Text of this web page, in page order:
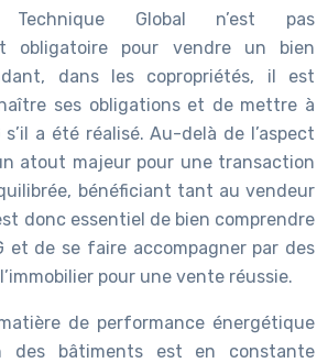
Global n’est pas
obligatoire pour vendre un bien
dans les copropriétés, il est
ses obligations et de mettre à
a été réalisé. Au-delà de l’aspect
atout majeur pour une transaction
bénéficiant tant au vendeur
donc essentiel de bien comprendre
et de se faire accompagner par des
pour une vente réussie.
de performance énergétique
des bâtiments est en constante